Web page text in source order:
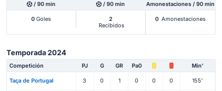
/ 90 min / 90 min Amonestaciones / 90 min
0 Goles
2
Recibidos
0 Amonestaciones
Temporada 2024
Competición PJ G GR Pa0 Min'
Taça de Portugal 3 0 1 0 0 0 155'